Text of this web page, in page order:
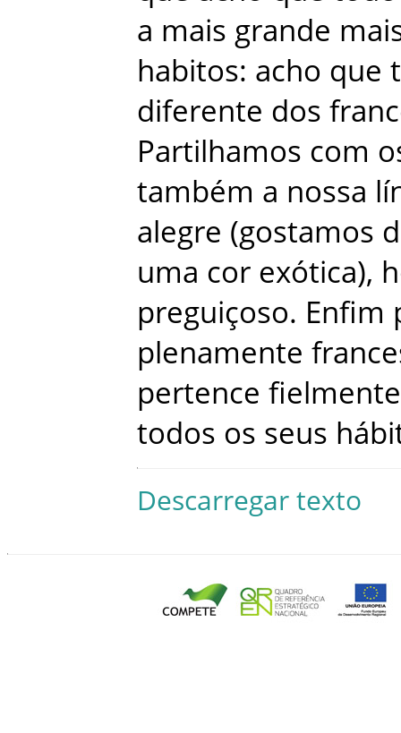
a mais grande
habitos: acho que
diferente dos
Partilhamos com
também a nossa
alegre (gostamos
uma cor exótica),
preguiçoso. Enfim
plenamente
pertence fielmente
todos os seus
Descarregar texto